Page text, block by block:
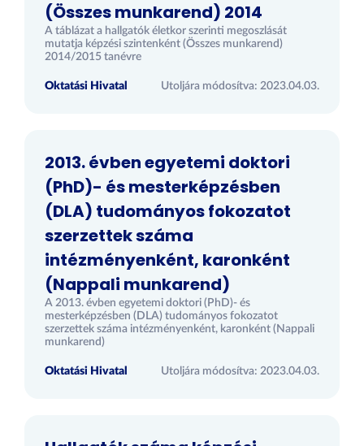
(Összes munkarend) 2014
A táblázat a hallgatók életkor szerinti megoszlását
mutatja képzési szintenként (Összes munkarend)
2014/2015 tanévre
Oktatási Hivatal Utoljára módosítva: 2023.04.03.
2013. évben egyetemi doktori
(PhD)- és mesterképzésben
(DLA) tudományos fokozatot
szerzettek száma
intézményenként, karonként
(Nappali munkarend)
A 2013. évben egyetemi doktori (PhD)- és
mesterképzésben (DLA) tudományos fokozatot
szerzettek száma intézményenként, karonként (Nappali
munkarend)
Oktatási Hivatal Utoljára módosítva: 2023.04.03.